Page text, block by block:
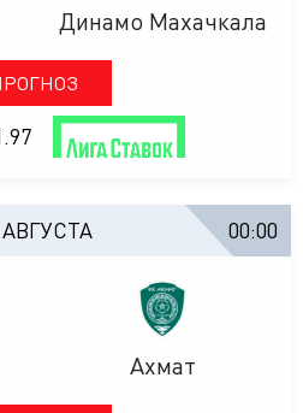
Динамо Махачкала
АВГУСТА 00:00
Ахмат